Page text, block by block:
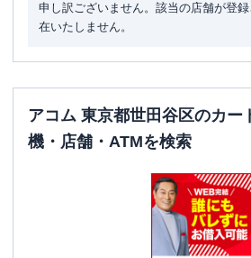
名称 レイク 千歳烏山（
営業時間
土曜：9:00-21:00
ATM営業時間
平日：-
土曜
日祝：-
✕
✕
東京都世田谷区南
申し訳ございません。該当の店舗が登
在いたしません。
アコム 東京都世田谷区のカー
機・店舗・ATMを検索